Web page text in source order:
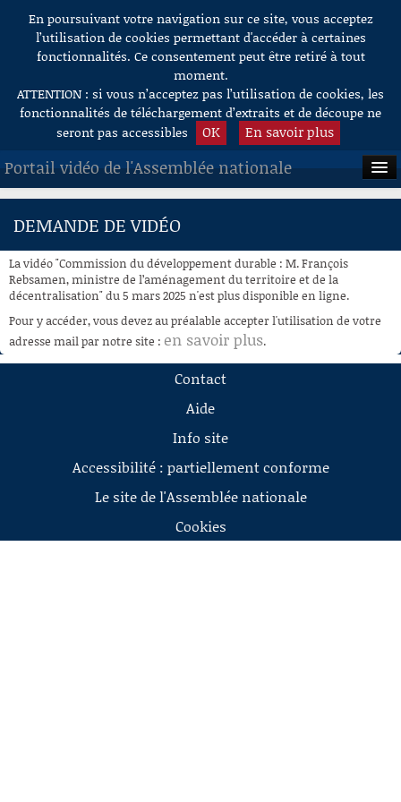
Aller au contenu
En poursuivant votre navigation sur ce site, vous acceptez
l’utilisation de cookies permettant d'accéder à certaines
fonctionnalités. Ce consentement peut être retiré à tout
moment.
ATTENTION : si vous n’acceptez pas l’utilisation de cookies, les
fonctionnalités de téléchargement d’extraits et de découpe ne
seront pas accessibles
OK En savoir plus
Portail vidéo de l'Assemblée nationale
ACCUEIL
À LA DEMANDE
RECHERCHE
AIDE À LA DÉCOUPE
DE VIDÉOS
DEMANDE DE VIDÉO
La vidéo "Commission du développement durable : M. François
Rebsamen, ministre de l’aménagement du territoire et de la
décentralisation" du 5 mars 2025 n'est plus disponible en ligne.
Pour y accéder, vous devez au préalable accepter l'utilisation de votre
adresse mail par notre site : en savoir plus.
Contact
Aide
Info site
Accessibilité : partiellement conforme
Le site de l'Assemblée nationale
Cookies